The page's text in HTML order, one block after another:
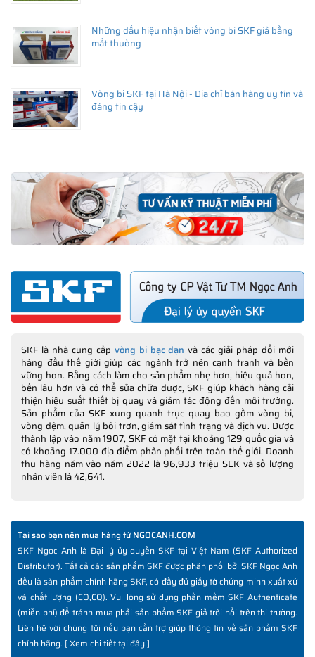
Những dấu hiệu nhận biết vòng bi SKF giả bằng
mắt thường
Vòng bi SKF tại Hà Nội - Địa chỉ bán hàng uy tín và
đáng tin cậy
SKF là nhà cung cấp vòng bi bạc đạn và các giải pháp đổi mới
hàng đầu thế giới giúp các ngành trở nên cạnh tranh và bền
vững hơn. Bằng cách làm cho sản phẩm nhẹ hơn, hiệu quả hơn,
bền lâu hơn và có thể sửa chữa được, SKF giúp khách hàng cải
thiện hiệu suất thiết bị quay và giảm tác động đến môi trường.
Sản phẩm của SKF xung quanh trục quay bao gồm vòng bi,
vòng đệm, quản lý bôi trơn, giám sát tình trạng và dịch vụ. Được
thành lập vào năm 1907, SKF có mặt tại khoảng 129 quốc gia và
có khoảng 17.000 địa điểm phân phối trên toàn thế giới. Doanh
thu hàng năm vào năm 2022 là 96,933 triệu SEK và số lượng
nhân viên là 42,641.
Tại sao bạn nên mua hàng từ NGOCANH.COM
SKF Ngọc Anh là Đại lý ủy quyền SKF tại Việt Nam (SKF Authorized
Distributor). Tất cả các sản phẩm SKF được phân phối bởi SKF Ngọc Anh
đều là sản phẩm chính hãng SKF, có đầy đủ giấy tờ chứng minh xuất xứ
và chất lượng (CO,CQ). Vui lòng sử dụng phần mềm SKF Authenticate
(miễn phí) để tránh mua phải sản phẩm SKF giả trôi nổi trên thị trường.
Liên hệ với chúng tôi nếu bạn cần trợ giúp thông tin về sản phẩm SKF
chính hãng. [Xem chi tiết tại đây]